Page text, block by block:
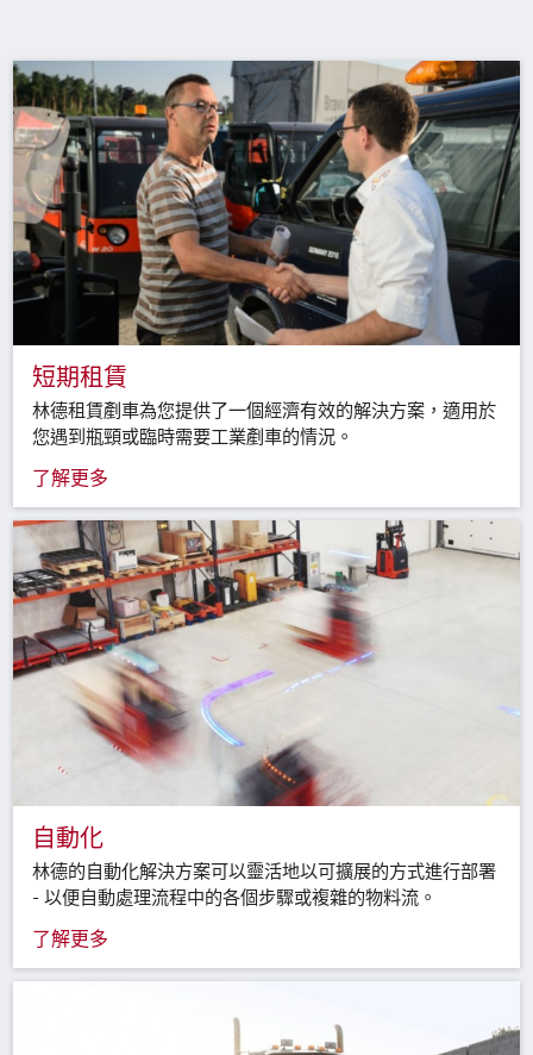
短期租賃
林德租賃剷車為您提供了一個經濟有效的解決方案，適用於
您遇到瓶頸或臨時需要工業剷車的情況。
了解更多
自動化
林德的自動化解決方案可以靈活地以可擴展的方式進行部署
- 以便自動處理流程中的各個步驟或複雜的物料流。
了解更多